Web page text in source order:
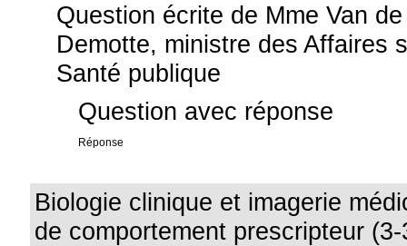
Question écrite de Mme Van
Demotte, ministre des Affaires
Santé publique
Question avec réponse
Réponse
Biologie clinique et imagerie
de comportement prescripteur